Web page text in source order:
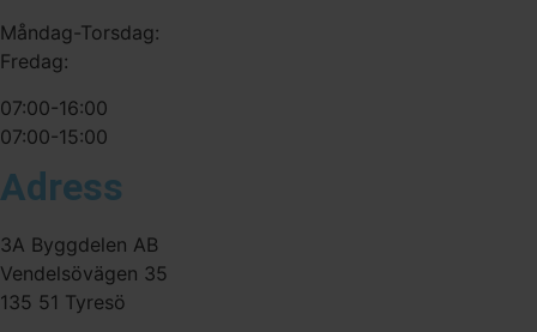
Måndag-Torsdag:
Fredag:
07:00-16:00
07:00-15:00
Adress
3A Byggdelen AB
Vendelsövägen 35
135 51 Tyresö